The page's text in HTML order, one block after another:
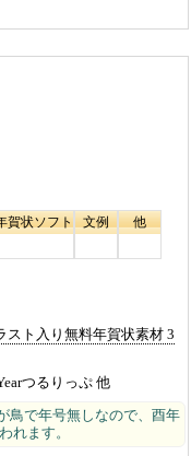
賀状ソフト 文例 他
スト入り無料年賀状素材 3
つるりっぷ 他
鳥で年号無しなので、酉年
れます。